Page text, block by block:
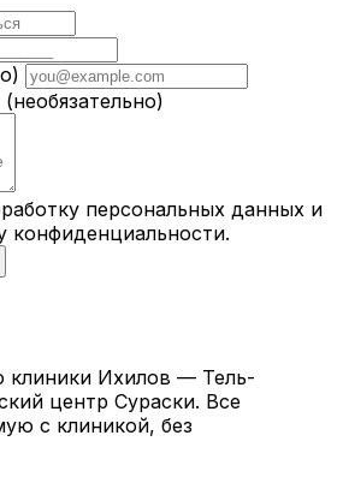
(необязательно)
персональных данных и
конфиденциальности.
клиники Ихилов — Тель-
центр Сураски. Все
с клиникой, без